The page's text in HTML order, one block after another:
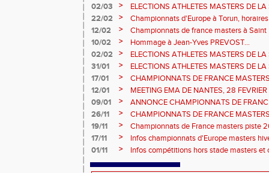
02/03
>
ELECTIONS ATHLETES MASTERS DE
2ème vote : athlètes hommes.
22/02 >
Championnats d'Europe à Torun,
informations...
12/02 >
Championnats de france masters à Saint
février 2026.
10/02 >
Hommage à Jean-Yves PREVOST...
02/02
>
ELECTIONS ATHLETES MASTERS DE
vote : athlètes femmes.
31/01 >
ELECTIONS ATHLETES MASTERS DE
17/01
>
CHAMPIONNATS DE FRANCE
informations sur les inscriptions et report
12/01 >
MEETING EMA DE NANTES, 28
09/01
>
ANNONCE CHAMPIONNATS DE
ÉPREUVES COMBINÉES ET ÉPREUVES
26/11 >
CHAMPIONNATS DE FRANCE
2026, site de l'organisation.
19/11 >
Championnats de France masters piste
17/11
>
Infos championnats d'Europe masters
01/11
> Infos compétitions hors stade masters et